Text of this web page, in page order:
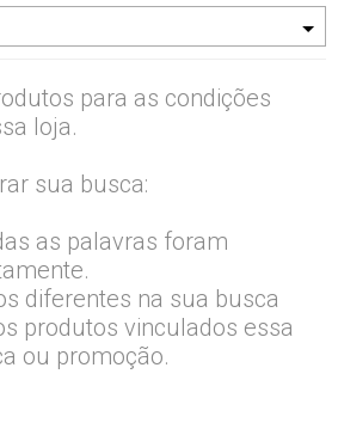
para as condições
loja.
sua busca:
as palavras foram
diferentes na sua busca
produtos vinculados essa
ou promoção.